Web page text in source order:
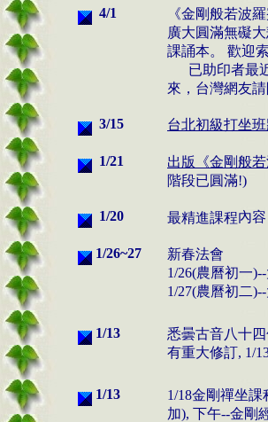
4/1
《金剛般若波
廣大圓滿無礙
課誦本。 歡迎
已助印者最近
來，台灣網友
3/15 台北初級打坐
1/21
出版《金剛般
階段已圓滿!)
1/20 最精進課程內容
1/26~27
新春法會
1/26(農曆初一
1/27(農曆初二
1/13 悉曇古音八十
有重大修訂, 1/
1/13
1/18金剛禪坐
加), 下午--金剛